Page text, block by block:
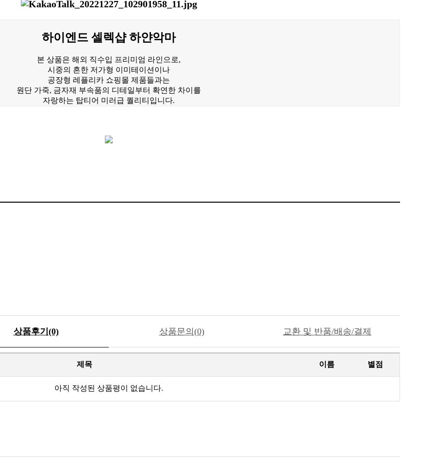
하이엔드 셀렉샵 하얀악마
본 상품은 해외 직수입 프리미엄 라인으로,
시중의 흔한 저가형 이미테이션이나
공장형 레플리카 쇼핑몰 제품들과는
원단 가죽, 금자재 부속품의 디테일부터 확연한 차이를
자랑하는 탑티어 미러급 퀄리티입니다.
상품후기(0) 상품문의(0) 교환 및 반품/배송/결제
제목 이름 별점
아직 작성된 상품평이 없습니다.